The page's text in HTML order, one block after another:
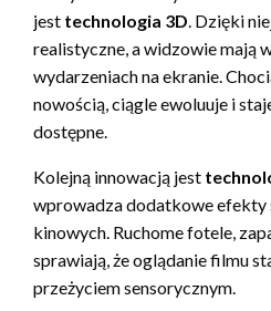
jest technologia 3D . Dzięki
realistyczne, a widzowie mają
wydarzeniach na ekranie.
nowością, ciągle ewoluuje i
dostępne.
Kolejną innowacją jest
wprowadza dodatkowe efekty
kinowych. Ruchome fotele,
sprawiają, że oglądanie filmu
przeżyciem sensorycznym.